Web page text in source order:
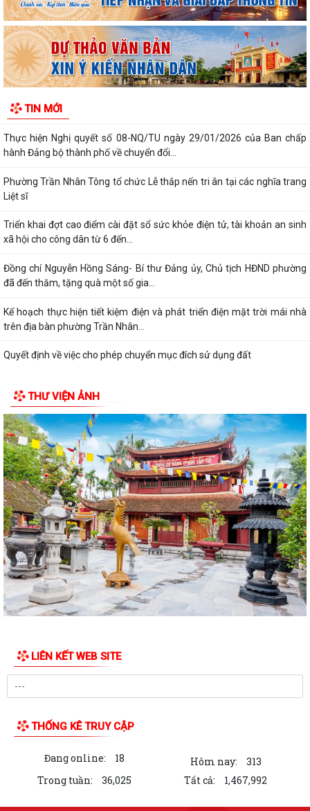
TIN MỚI
Phường Trần Nhân Tông tham dự hội nghị trực tuyến báo cáo viên
thành phố tháng 7/2026
Lãnh đạo phường kiểm tra các trạm bơm, hồ đập sau mưa lớn
tìm kiếm, quy tập và xác định...
Thực hiện Nghị quyết số 08-NQ/TU ngày 29/01/2026 của Ban chấp
hành Đảng bộ thành phố về chuyển đổi...
Phường Trần Nhân Tông tổ chức Lễ thắp nến tri ân tại các nghĩa trang
Liệt sĩ
Triển khai đợt cao điểm cài đặt sổ sức khỏe điện tử, tài khoản an sinh
xã hội cho công dân từ 6 đến...
Đồng chí Nguyễn Hồng Sáng- Bí thư Đảng ủy, Chủ tịch HĐND phường
đã đến thăm, tặng quà một số gia...
Kế hoạch thực hiện tiết kiệm điện và phát triển điện mặt trời mái nhà
trên địa bàn phường Trần Nhân...
Quyết định về việc cho phép chuyển mục đích sử dụng đất
định kỳ, khám sàng lọc miễn...
Hội nghị giao ban cụm Thường trực Đảng ủy phụ trách triển khai
nhiệm vụ quý III năm 2026
Hội nghị triển khai Kế hoạch tổ chức Hội trại Thanh thiếu nhi phường
Trần Nhân Tông năm 2026
UBND phường tổ chức hội nghị triển khai công tác sản xuất vụ Mùa
năm 2026 và công tác phòng, chống...
Hoàng Gián long trọng tổ chức Lễ công bố Nghị quyết thành lập Tổ dân
phố
Công khai các Quyết định của Ủy ban nhân dân thành phố về thủ tục
hành chính thuộc phạmvi quản lý...
Trần Nhân Tông lần thứ Nhất, năm 2026
Chương trình làm việc của Thường trực HĐND, Lãnh đạo UBND phường
hội 6 tháng đầu năm, triển...
UBND phường Trần Nhân Tông tổ chức phiên họp thường kỳ tháng 7
THƯ VIỆN ẢNH
LIÊN KẾT WEB SITE
THỐNG KÊ TRUY CẬP
Đang online: 18 Hôm nay:
313
Trong tuần:
36,025 Tất cả: 1,467,992